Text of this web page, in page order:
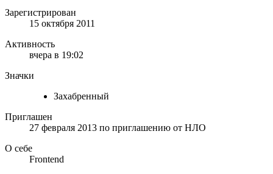
Зарегистрирован
15 октября 2011
Активность
вчера в 19:02
Значки
Захабренный
Приглашен
27 февраля 2013 по приглашению от НЛО
О себе
Frontend